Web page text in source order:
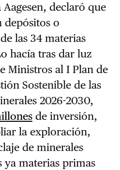
declaró que
depósitos o
las 34 materias
hacía tras dar luz
Ministros al I Plan de
Sostenible de las
2026-2030,
de inversión,
la exploración,
de minerales
ya materias primas